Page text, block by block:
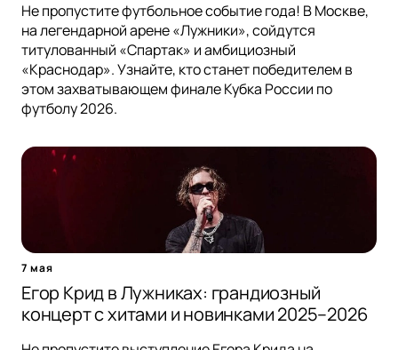
Не пропустите футбольное событие года! В Москве,
на легендарной арене «Лужники», сойдутся
титулованный «Спартак» и амбициозный
«Краснодар». Узнайте, кто станет победителем в
этом захватывающем финале Кубка России по
футболу 2026.
7 мая
Егор Крид в Лужниках: грандиозный
концерт с хитами и новинками 2025–2026